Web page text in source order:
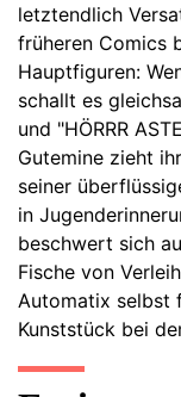
letztendlich
früheren Comics
Hauptfiguren:
schallt es
und "HÖRRR
Gutemine zieht
seiner
in
beschwert sich
Fische von
Automatix selbst
Kunststück bei